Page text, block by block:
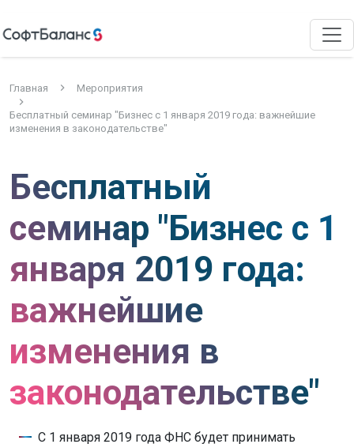
Главная Мероприятия
Бесплатный семинар "Бизнес с 1 января 2019 года: важнейшие
изменения в законодательстве"
Бесплатный
семинар "Бизнес с 1
января 2019 года:
важнейшие
изменения в
законодательстве"
С 1 января 2019 года ФНС будет принимать